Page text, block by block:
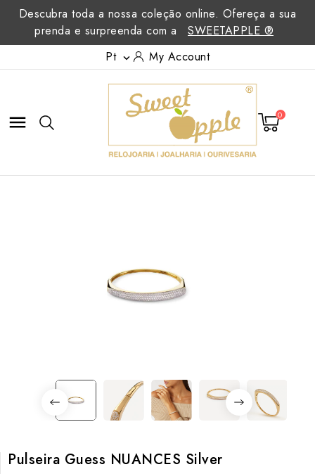
Descubra toda a nossa coleção online. Ofereça a sua
prenda e surpreenda com a
SWEETAPPLE ®
Pt  My Account
 0
Pulseira Guess NUANCES Silver